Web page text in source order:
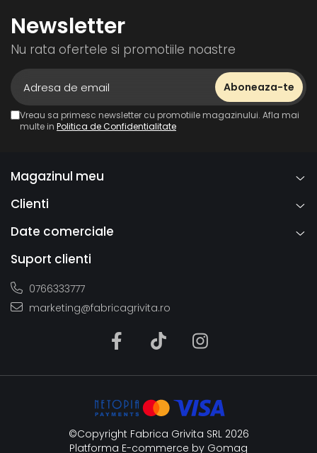
Newsletter
Nu rata ofertele si promotiile noastre
Vreau sa primesc newsletter cu promotiile magazinului. Afla mai
multe in Politica de Confidentialitate
Magazinul meu
Clienti
Date comerciale
Suport clienti
0766333777
marketing@fabricagrivita.ro
©Copyright Fabrica Grivita SRL 2026
Platforma E-commerce by Gomag